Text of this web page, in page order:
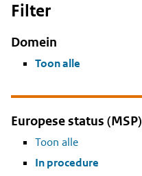
Filter
Domein
Toon alle
Europese status (MSP)
Toon alle
In procedure